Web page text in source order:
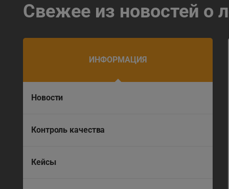
Свежее из новостей о
ИНФОРМАЦИЯ
Новости
Контроль качества
Кейсы